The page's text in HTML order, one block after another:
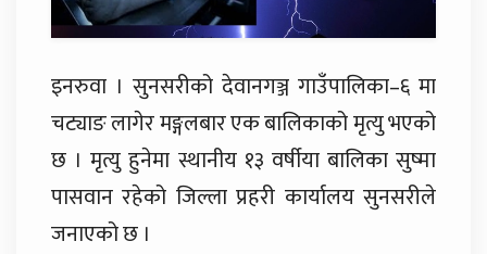
इनरुवा । सुनसरीको देवानगञ्ज गाउँपालिका–६ मा
चट्याङ लागेर मङ्गलबार एक बालिकाको मृत्यु भएको
छ । मृत्यु हुनेमा स्थानीय १३ वर्षीया बालिका सुष्मा
पासवान रहेको जिल्ला प्रहरी कार्यालय सुनसरीले
जनाएको छ ।